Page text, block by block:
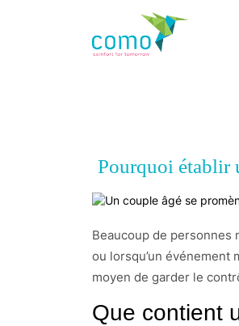
Pourquoi établir
Beaucoup de personnes
ou lorsqu’un événement
moyen de garder le
Que contient